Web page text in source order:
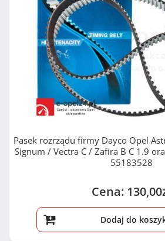
Pasek rozrządu firmy Dayco Opel
Signum / Vectra C / Zafira B C 1.9
55183528
130,00
Dodaj do